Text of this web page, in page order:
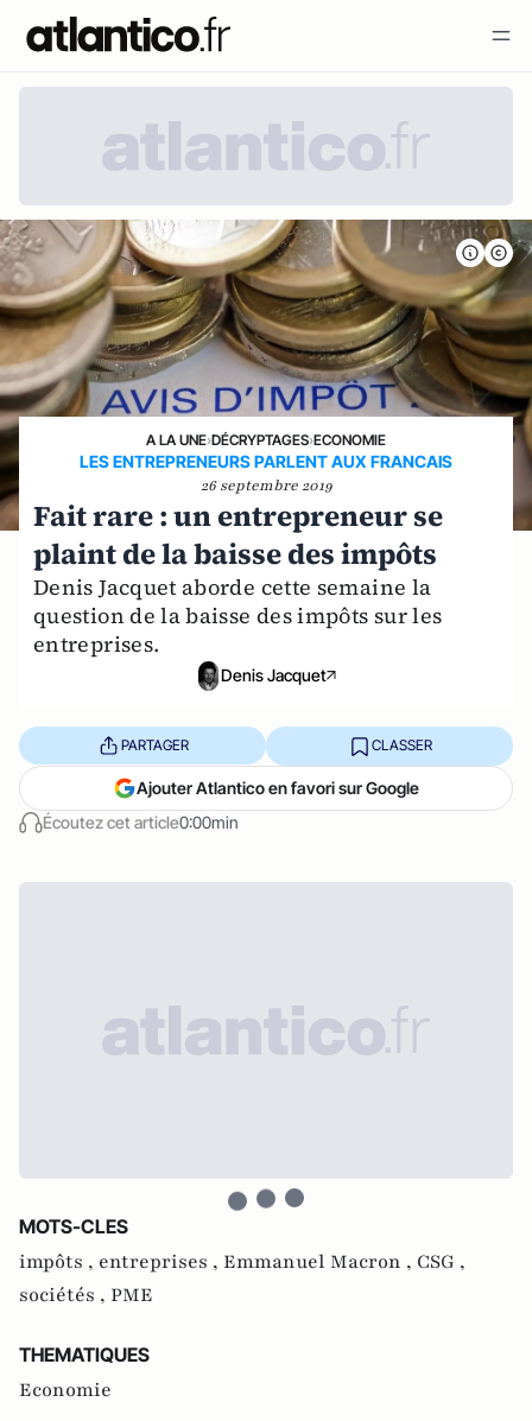
A LA UNE›DÉCRYPTAGES›ECONOMIE
LES ENTREPRENEURS PARLENT AUX FRANCAIS
26 septembre 2019
Fait rare : un entrepreneur se
plaint de la baisse des impôts
Denis Jacquet aborde cette semaine la
question de la baisse des impôts sur les
entreprises.
Denis Jacquet
Écoutez cet article0:00min
PARTAGER CLASSER
Ajouter Atlantico en favori sur Google
MOTS-CLES
impôts , entreprises , Emmanuel Macron , CSG ,
sociétés , PME
THEMATIQUES
Economie